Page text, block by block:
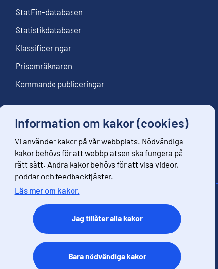
Information om kakor (cookies)
Vi använder kakor på vår webbplats. Nödvändiga
kakor behövs för att webbplatsen ska fungera på
rätt sätt. Andra kakor behövs för att visa videor,
poddar och feedbacktjäster.
Läs mer om kakor.
Jag tillåter alla kakor
Bara nödvändiga kakor
StatFin-databasen
Statistikdatabaser
Klassificeringar
Prisomräknaren
Kommande publiceringar
Följ oss
Beställ nyhetsbrev
Respons
Användarvillkor
Dataskydd
Tillgänglihet
Information om webbplatsen